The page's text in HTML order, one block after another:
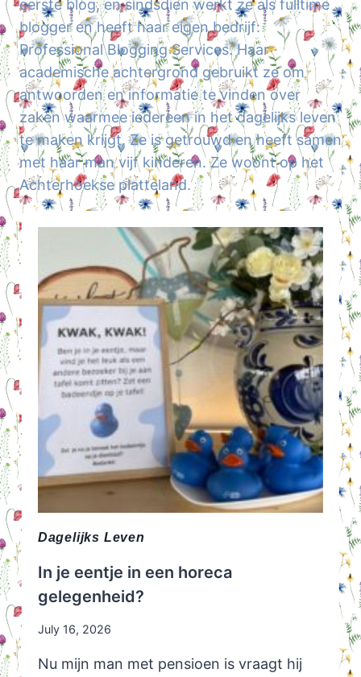
eerste blog, en sindsdien werkt ze als fulltime
blogger en heeft haar eigen bedrijf:
Professional Blogging Services. Haar
academische achtergrond gebruikt ze om
antwoorden en informatie te vinden over
zaken waarmee iedereen in het dagelijks leven
te maken krijgt. Ze is getrouwd en heeft samen
met haar man vijf kinderen. Ze woont op het
Achterhoekse platteland.
Dagelijks Leven
In je eentje in een horeca
gelegenheid?
July 16, 2026
Nu mijn man met pensioen is vraagt hij